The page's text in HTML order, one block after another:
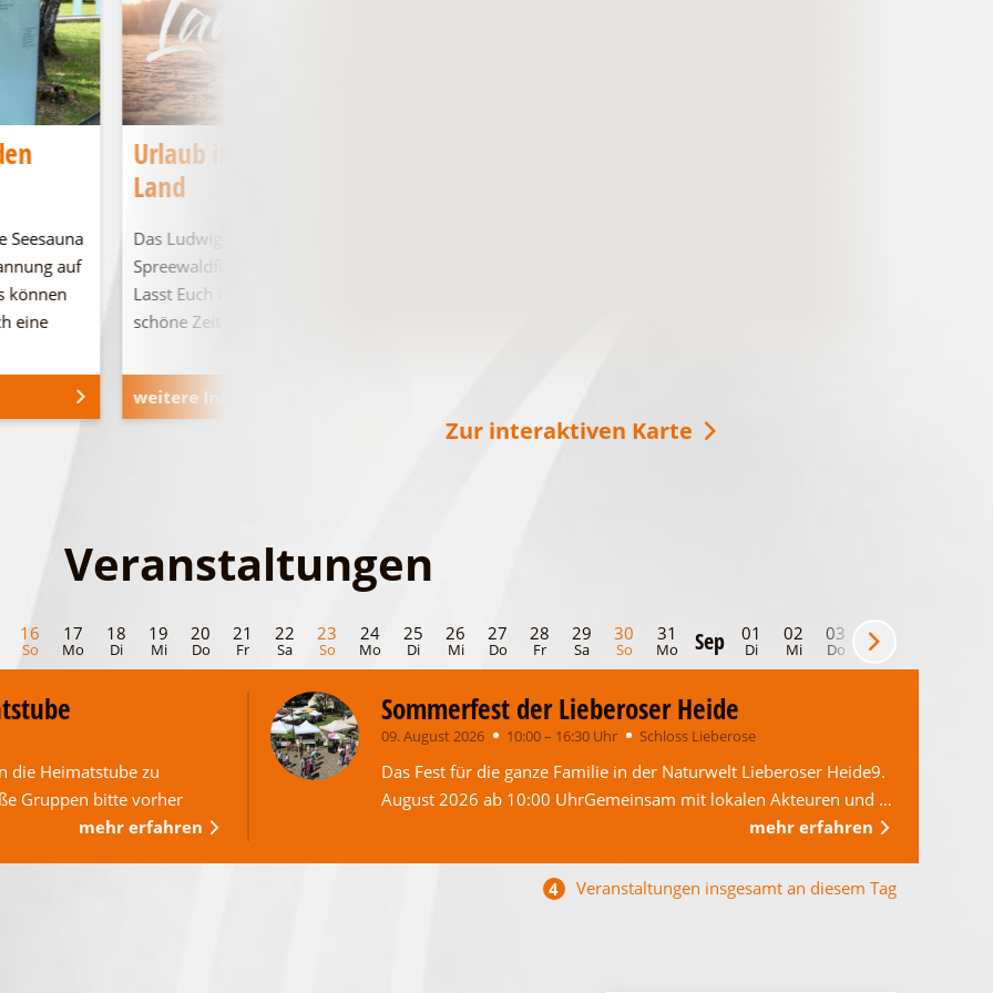
Seesauna
auf
können
eine
Urlaub im Ludwig-Leichhardt-
Land
Das Ludwig-Leichhardt-Land an den
Spreewaldfließen, den Seen und in der Heide.
Lasst Euch inspirieren und verbringt eine
schöne Zeit bei …
weitere Informationen
Zur interaktiven Karte
Veranstaltungen
16
So
17
Mo
18
Di
19
Mi
20
Do
21
Fr
22
Sa
23
So
24
Mo
25
Di
26
Mi
27
Do
28
Fr
29
Sa
30
So
31
Mo Sep 01
Di
02
Mi
03
Do
04
Fr
die Heimatstube zu
Gruppen bitte vorher
mehr erfahren
Sommerfest der Lieberoser Heide
09. August 2026 10:00 – 16:30 Uhr Schloss Lieberose
Das Fest für die ganze Familie in der Naturwelt Lieberoser Heide9.
August 2026 ab 10:00 UhrGemeinsam mit lokalen Akteuren und …
mehr erfahren
4 Veranstaltungen insgesamt an diesem Tag